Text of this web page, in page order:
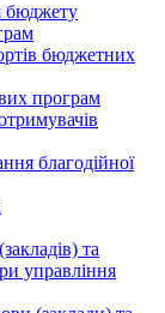
бюджету
бюджетних
програм
благодійної
та
управління